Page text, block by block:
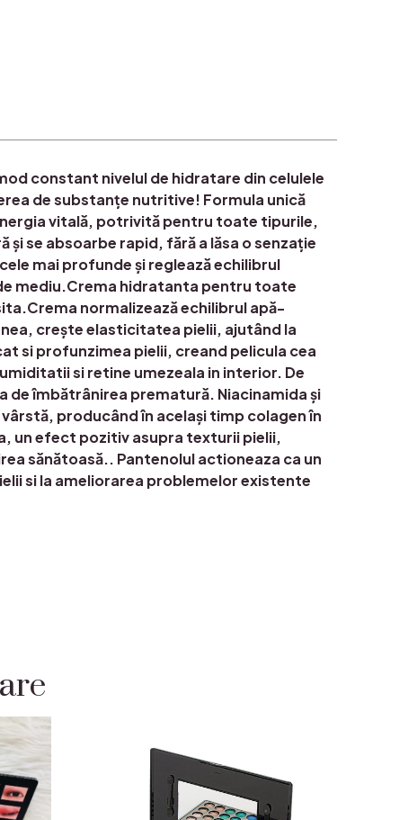
constant nivelul de hidratare din celulele
de substanțe nutritive! Formula unică
vitală, potrivită pentru toate tipurile,
se absoarbe rapid, fără a lăsa o senzație
mai profunde și reglează echilibrul
mediu.Crema hidratanta pentru toate
normalizează echilibrul apă-
crește elasticitatea pielii, ajutând la
si profunzimea pielii, creand pelicula cea
si retine umezeala in interior. De
de îmbătrânirea prematură. Niacinamida și
producând în același timp colagen în
un efect pozitiv asupra texturii pielii,
sănătoasă.. Pantenolul actioneaza ca un
si la ameliorarea problemelor existente